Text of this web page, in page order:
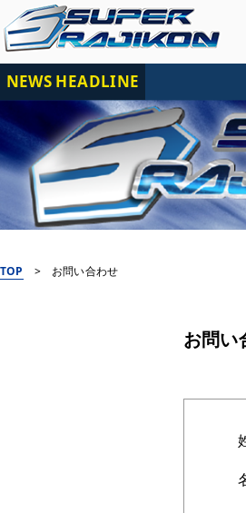
NEWS HEADLINE
TOP > お問い合わせ
お問い